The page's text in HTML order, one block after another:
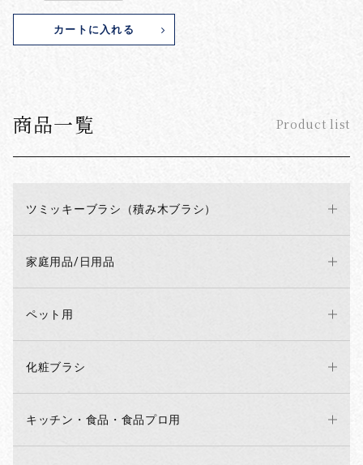
商品一覧 Product list
ツミッキーブラシ（積み木ブラシ）
家庭用品/日用品
ペット用
化粧ブラシ
キッチン・食品・食品プロ用
カートに入れる